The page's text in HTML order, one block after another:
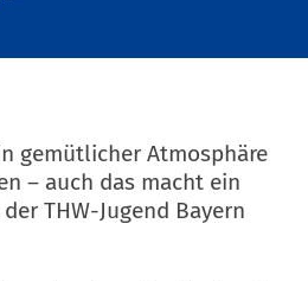
gemütlicher Atmosphäre
– auch das macht ein
THW-Jugend Bayern